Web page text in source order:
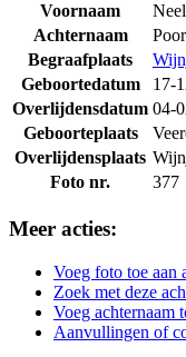
Voornaam
Achternaam
Begraafplaats
Geboortedatum
17-
Overlijdensdatum 04-
Geboorteplaats
Overlijdensplaats
Foto nr.
377
Meer acties:
Voeg foto toe aan
Zoek met deze
Voeg achternaam
Aanvullingen of